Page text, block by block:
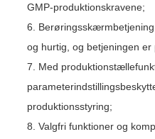
GMP-produktionskravene;
6.
og hurtig, og betjeningen er
7. Med
produktionsstyring;
8. Valgfri funktioner og